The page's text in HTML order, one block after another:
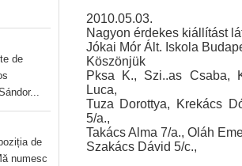
de
de
numesc
2010.05.03.
Nagyon érdekes kiállítást
Jókai Mór Ált. Iskola
Köszönjük
Pksa K., Szi..as Csaba,
Luca,
Tuza Dorottya, Krekács
5/a.,
Takács Alma 7/a., Oláh
Szakács Dávid 5/c.,